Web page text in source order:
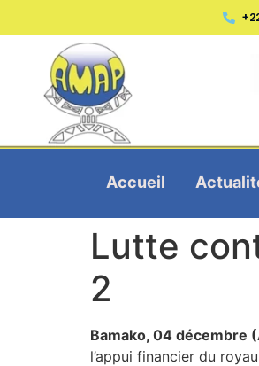
Accueil
Lutte
2
Bamako, 04 décembre
l’appui financier du